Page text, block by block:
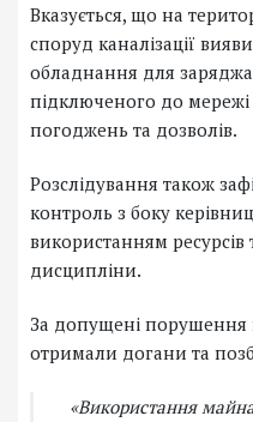
Вказується, що на
споруд каналізації
обладнання для
підключеного до мережі
погоджень та дозволів.
Розслідування також
контроль з боку
використанням
дисципліни.
За допущені порушення
отримали догани та
«Використання